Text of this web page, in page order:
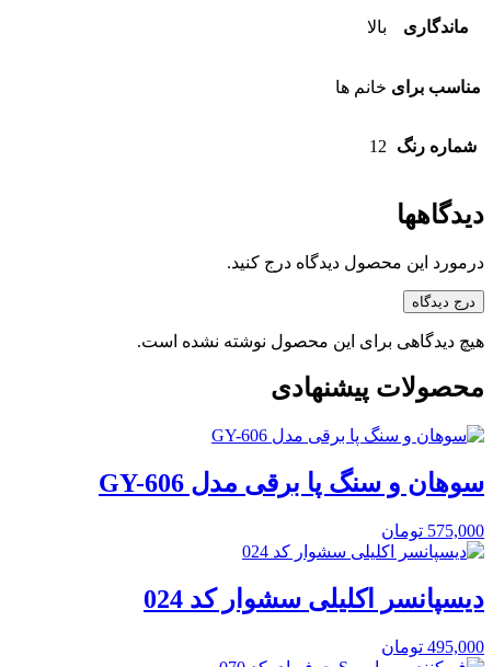
ماندگاری بالا
مناسب برای خانم ها
شماره رنگ 12
دیدگاهها
درمورد این محصول دیدگاه درج کنید.
درج دیدگاه
هیچ دیدگاهی برای این محصول نوشته نشده است.
محصولات پیشنهادی
سوهان و سنگ پا برقی مدل GY-606
575,000 تومان
دیسپانسر اکلیلی سشوار کد 024
495,000 تومان